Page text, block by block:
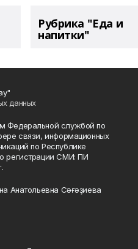
Рубрика "Еда и
напитки"
данных
Федеральной службой по
связи, информационных
по Республике
регистрации СМИ: ПИ
Анатольевна Сәғәҙиева